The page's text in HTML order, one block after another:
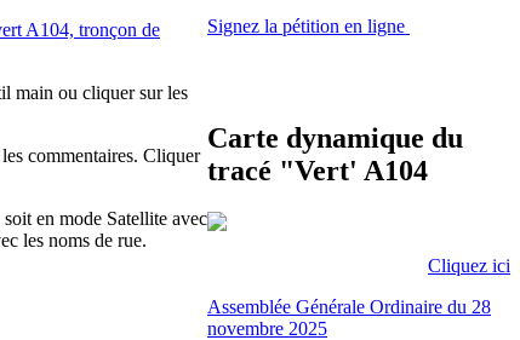
A104, tronçon de
main ou cliquer sur les
commentaires. Cliquer
en mode Satellite avec
les noms de rue.
Signez la pétition en ligne
Carte dynamique du
tracé "Vert' A104
Cliquez ici
Assemblée Générale Ordinaire du 28
novembre 2025